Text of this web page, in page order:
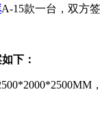
A-15款一台，双方
下：